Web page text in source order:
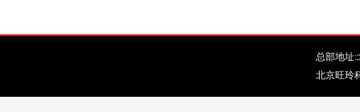
总部地址:
北京旺玲